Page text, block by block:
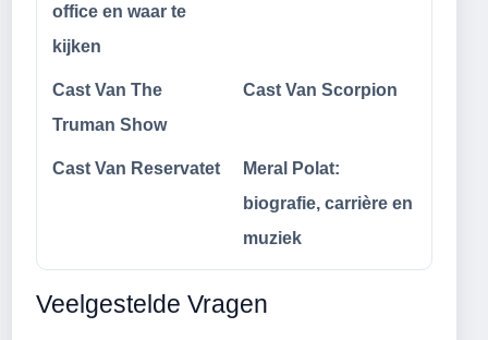
office en waar te
kijken
Cast Van The
Truman Show
Cast Van Scorpion
Cast Van Reservatet
Meral Polat:
biografie, carrière en
muziek
Veelgestelde Vragen